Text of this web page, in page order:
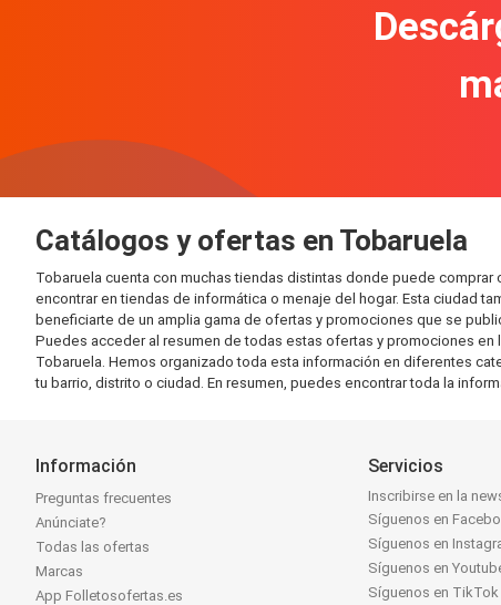
Catálogos y ofertas en Tobaruela
Tobaruela cuenta con muchas tiendas distintas donde puede
encontrar en tiendas de informática o menaje del hogar. Esta ciudad
beneficiarte de un amplia gama de ofertas y promociones que se
Puedes acceder al resumen de todas estas ofertas y promociones
Tobaruela. Hemos organizado toda esta información en diferentes
tu barrio, distrito o ciudad. En resumen, puedes encontrar toda la
Información
Preguntas frecuentes
Anúnciate?
Todas las ofertas
Marcas
App Folletosofertas.es
Servicios
Inscribirse en la
Síguenos en
Síguenos en
Síguenos en
Síguenos en TikTok